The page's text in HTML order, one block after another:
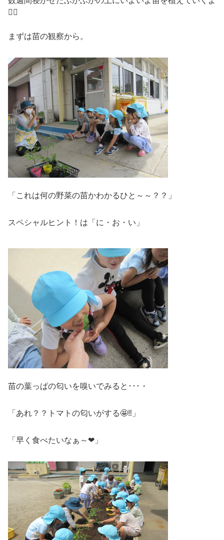
🙋‍♂️
まずは苗の観察から。
「これは何の野菜の苗かわかるひと～～？？」
スペシャルヒント！は「に・お・い」
苗の葉っぱの匂いを嗅いでみると･･･・
「あれ？？トマトの匂いがする🤩‼」
「早く食べたいなぁ～❤」